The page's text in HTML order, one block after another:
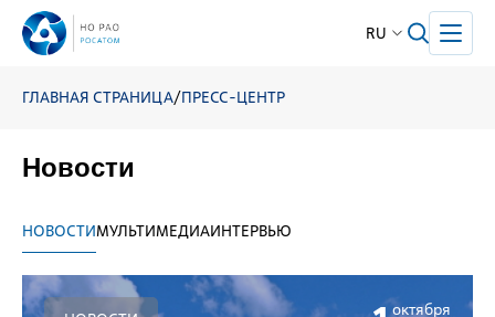
RU
ГЛАВНАЯ СТРАНИЦА/ПРЕСС-ЦЕНТР
Новости
НОВОСТИМУЛЬТИМЕДИАИНТЕРВЬЮ
октября